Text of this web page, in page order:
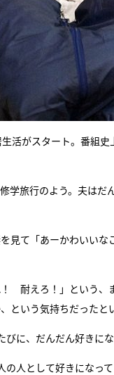
活がスタート。番組
学旅行のよう。夫は
見て「あーかわいい
耐えろ！」という、
という気持ちだったと
に、だんだん好きに
人として好きになっ